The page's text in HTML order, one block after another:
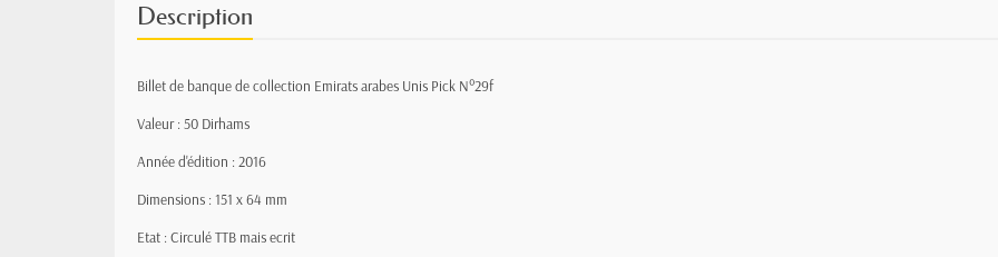
Description
Billet de banque de collection Emirats arabes Unis Pick N°29f
Valeur : 50 Dirhams
Année d'édition : 2016
Dimensions : 151 x 64 mm
Etat : Circulé TTB mais ecrit